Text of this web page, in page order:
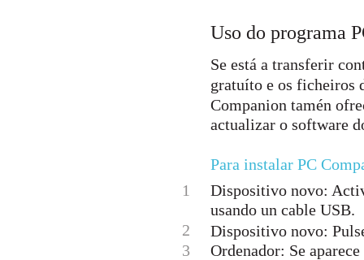
Uso do programa
Se está a transferir
gratuíto e os ficheiros
Companion tamén
actualizar o software
Para instalar PC
1
Dispositivo novo:
usando un cable USB.
2
Dispositivo novo:
3
Ordenador: Se